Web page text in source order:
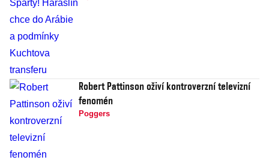
Robert Pattinson oživí kontroverzní televizní
fenomén
Poggers